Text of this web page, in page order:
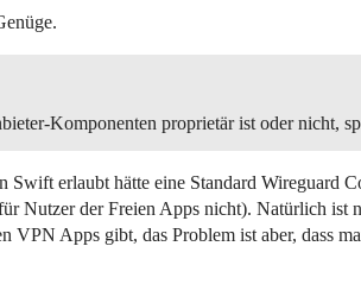
Komponenten proprietär ist oder nicht,
Swift erlaubt hätte eine Standard Wireguard
Nutzer der Freien Apps nicht). Natürlich ist
VPN Apps gibt, das Problem ist aber, dass